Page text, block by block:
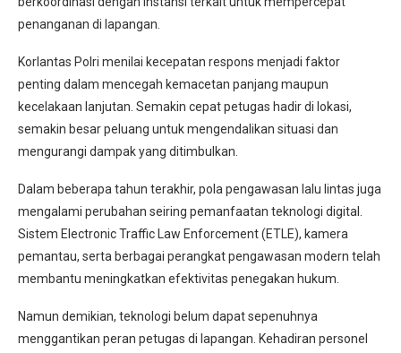
penanganan di lapangan.
Korlantas Polri menilai kecepatan respons menjadi faktor
penting dalam mencegah kemacetan panjang maupun
kecelakaan lanjutan. Semakin cepat petugas hadir di lokasi,
semakin besar peluang untuk mengendalikan situasi dan
mengurangi dampak yang ditimbulkan.
Dalam beberapa tahun terakhir, pola pengawasan lalu lintas juga
mengalami perubahan seiring pemanfaatan teknologi digital.
Sistem Electronic Traffic Law Enforcement (ETLE), kamera
pemantau, serta berbagai perangkat pengawasan modern telah
membantu meningkatkan efektivitas penegakan hukum.
Namun demikian, teknologi belum dapat sepenuhnya
menggantikan peran petugas di lapangan. Kehadiran personel